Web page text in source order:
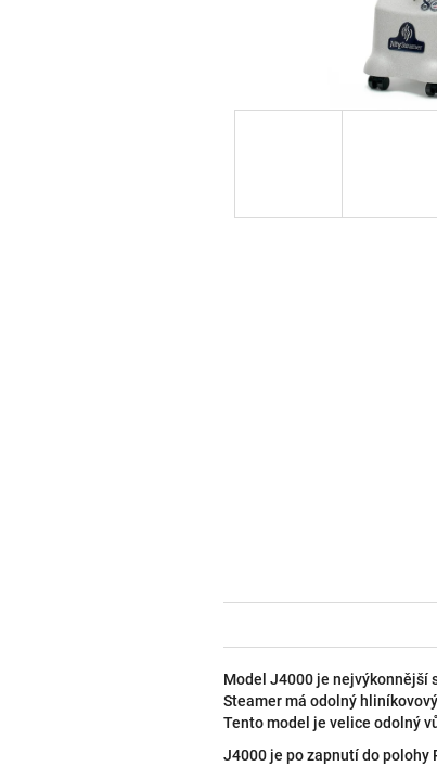
Model J4000 je nejvýkonnější
Steamer má odolný
Tento model je velice odolný
J4000 je po zapnutí do polohy